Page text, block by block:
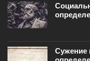
Сужение